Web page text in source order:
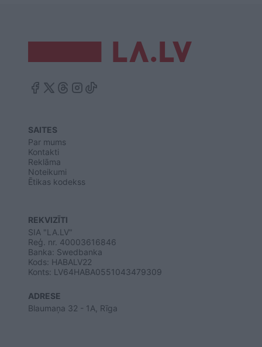
SAITES
Par mums
Kontakti
Reklāma
Noteikumi
Ētikas kodekss
REKVIZĪTI
SIA "LA.LV"
Reģ. nr. 40003616846
Banka: Swedbanka
Kods: HABALV22
Konts: LV64HABA0551043479309
ADRESE
Blaumaņa 32 - 1A, Rīga